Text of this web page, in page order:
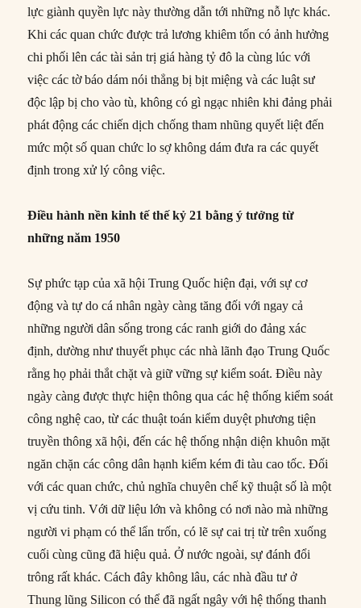
lực giành quyền lực này thường dẫn tới những nỗ lực khác.
Khi các quan chức được trả lương khiêm tốn có ảnh hưởng
chi phối lên các tài sản trị giá hàng tỷ đô la cùng lúc với
việc các tờ báo dám nói thẳng bị bịt miệng và các luật sư
độc lập bị cho vào tù, không có gì ngạc nhiên khi đảng phải
phát động các chiến dịch chống tham nhũng quyết liệt đến
mức một số quan chức lo sợ không dám đưa ra các quyết
định trong xử lý công việc.
Điều hành nền kinh tế thế kỷ 21 bằng ý tưởng từ
những năm 1950
Sự phức tạp của xã hội Trung Quốc hiện đại, với sự cơ
động và tự do cá nhân ngày càng tăng đối với ngay cả
những người dân sống trong các ranh giới do đảng xác
định, dường như thuyết phục các nhà lãnh đạo Trung Quốc
rằng họ phải thắt chặt và giữ vững sự kiểm soát. Điều này
ngày càng được thực hiện thông qua các hệ thống kiểm soát
công nghệ cao, từ các thuật toán kiểm duyệt phương tiện
truyền thông xã hội, đến các hệ thống nhận diện khuôn mặt
ngăn chặn các công dân hạnh kiểm kém đi tàu cao tốc. Đối
với các quan chức, chủ nghĩa chuyên chế kỹ thuật số là một
vị cứu tinh. Với dữ liệu lớn và không có nơi nào mà những
người vi phạm có thể lẩn trốn, có lẽ sự cai trị từ trên xuống
cuối cùng cũng đã hiệu quả. Ở nước ngoài, sự đánh đổi
trông rất khác. Cách đây không lâu, các nhà đầu tư ở
Thung lũng Silicon có thể đã ngất ngây với hệ thống thanh